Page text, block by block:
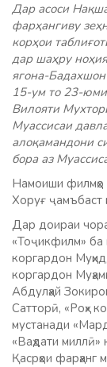
Дар асоси
фарҳангиву
корҳои
дар шаҳру
ягона-
15-ум то 23-
Вилояти
Муассисаи
алоқамандони
бора аз
Намоиши филмҳо
Хоруғ
Дар доираи
«Тоҷикфилм» ба
коргардон
коргардон
Абдулҳай
Сатторӣ, «Роҳ»
мустанади
«Ваҳдати
Қасрҳои